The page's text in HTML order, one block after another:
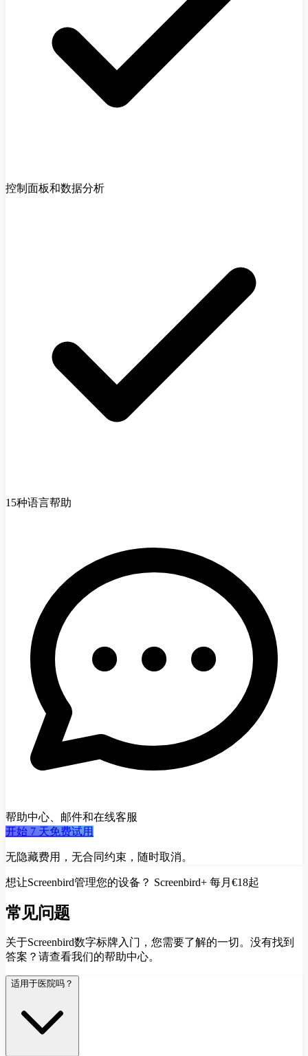
控制面板和数据分析
15种语言帮助
帮助中心、邮件和在线客服
开始 7 天免费试用
无隐藏费用，无合同约束，随时取消。
想让Screenbird管理您的设备？ Screenbird+ 每月€18起
常见问题
关于Screenbird数字标牌入门，您需要了解的一切。没有找到
答案？请查看我们的帮助中心。
适用于医院吗？